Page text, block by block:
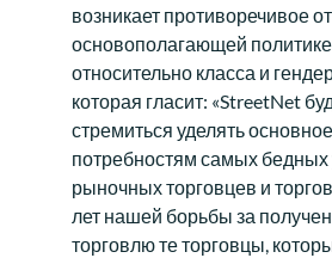
возникает противоречивое
основополагающей политике
относительно класса и
которая гласит: «StreetNet
стремиться уделять
потребностям самых бедных
рыночных торговцев и
лет нашей борьбы за
торговлю те торговцы,